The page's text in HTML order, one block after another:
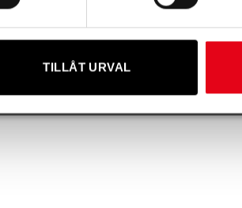
TILLÅT URVAL
Copyright 2026 ©Möre Maskiner AB